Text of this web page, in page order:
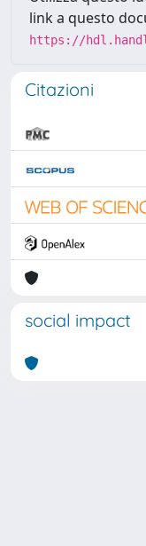
link a questo
https://
Citazioni
social impact